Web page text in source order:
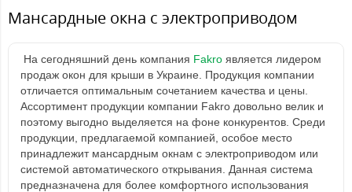
Мансардные окна с электроприводом
На сегодняшний день компания Fakro является лидером
продаж окон для крыши в Украине. Продукция компании
отличается оптимальным сочетанием качества и цены.
Ассортимент продукции компании Fakro довольно велик и
поэтому выгодно выделяется на фоне конкурентов. Среди
продукции, предлагаемой компанией, особое место
принадлежит мансардным окнам с электроприводом или
системой автоматического открывания. Данная система
предназначена для более комфортного использования